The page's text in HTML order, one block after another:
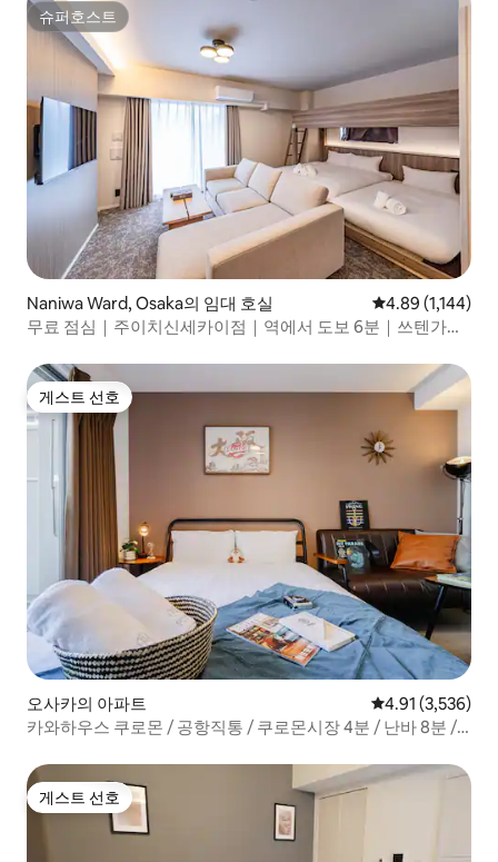
슈퍼호스트
슈퍼호스트
Naniwa Ward, Osaka의 임대 호실 평점 4.89점(5점
4.89 (1,144)
무료 점심｜주이치신세카이점｜역에서 도보 6분｜쓰텐가쿠/
게스트 선호
게스트 선호
오사카의 아파트 평점 4.91점(5점
4.91 (3,536)
카와하우스 쿠로몬 / 공항직통 / 쿠로몬시장 4분 / 난바 8분 /
게스트 선호
게스트 선호